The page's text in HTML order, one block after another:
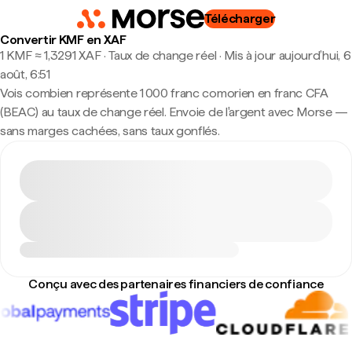
Télécharger
Convertir KMF en XAF
1 KMF ≈ 1,3291 XAF · Taux de change réel · Mis à jour aujourd’hui, 6
août, 6:51
Vois combien représente 1 000 franc comorien en franc CFA
(BEAC) au taux de change réel. Envoie de l'argent avec Morse —
sans marges cachées, sans taux gonflés.
Conçu avec des partenaires financiers de confiance